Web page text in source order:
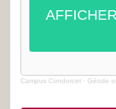
Campus Condorcet · Géode